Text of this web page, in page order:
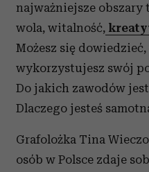
najważniejsze
wola, witalność,
Możesz się
wykorzystujesz swój
Do jakich zawodów
Dlaczego jesteś
Grafolożka Tina
osób w Polsce zdaje